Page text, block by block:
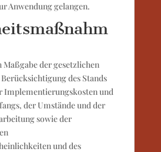
Anwendung gelangen.
der gesetzlichen
des Stands
Implementierungskosten und
der Umstände und der
sowie der
und des